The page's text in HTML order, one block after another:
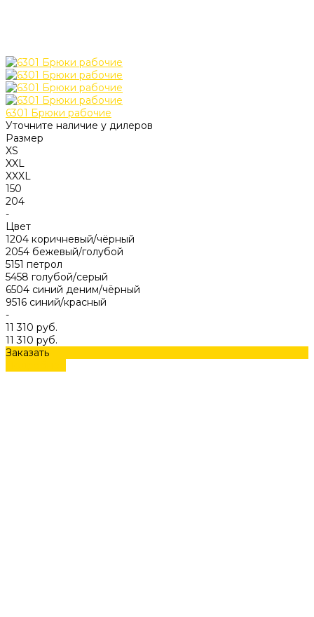
6301 Брюки рабочие
Уточните наличие у дилеров
Размер
XS
XXL
XXXL
150
204
-
Цвет
1204 коричневый/чёрный
2054 бежевый/голубой
5151 петрол
5458 голубой/серый
6504 синий деним/чёрный
9516 синий/красный
-
11 310 руб.
11 310 руб.
Заказать